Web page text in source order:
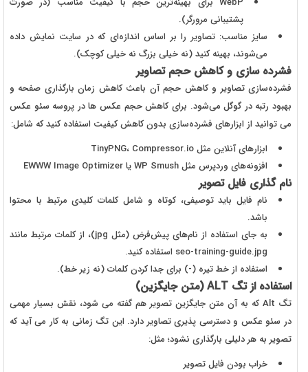
پشتیبانی مرورگر).
سایز مناسب: تصاویر را بر اساس اندازه‌ای که در سایت نمایش داده
می‌شوند، بهینه کنید (نه خیلی بزرگ نه خیلی کوچک).
فشرده سازی و کاهش حجم تصاویر
فشرده‌سازی تصاویر و کاهش حجم آن باعث کاهش زمان بارگذاری صفحه و
بهبود رتبه در گوگل می‌شود. برای کاهش حجم عکس ها در پروسه سئو عکس
می توانید از ابزارهای فشرده‌سازی بدون کاهش کیفیت استفاده کنید که شامل:
ابزارهای آنلاین مثلTinyPNG، Compressor.io
افزونه‌های وردپرس مثلWP SmushیاEWWW Image Optimizer
نام گذاری فایل تصویر
نام فایل باید توصیفی، کوتاه و شامل کلمات کلیدی مرتبط با محتوا
باشد.
به جای استفاده از نام‌های پیش‌فرض (مثل jpg)، از کلمات مرتبط مانند
seo-training-guide.jpg استفاده کنید.
استفاده از خط تیره (-) برای جدا کردن کلمات (نه زیر خط).
استفاده از تگ ALT(متن جایگزین)
تگ Altکه به آن متن جایگزین تصویر هم گفته می شود، نقش بسیار مهمی
در سئو عکس و دسترسی پذیری تصاویر دارد. این تگ زمانی به کار می آید که
تصویر به هر دلیلی بارگذاری نشود؛ مثل:
خراب بودن فایل تصویر